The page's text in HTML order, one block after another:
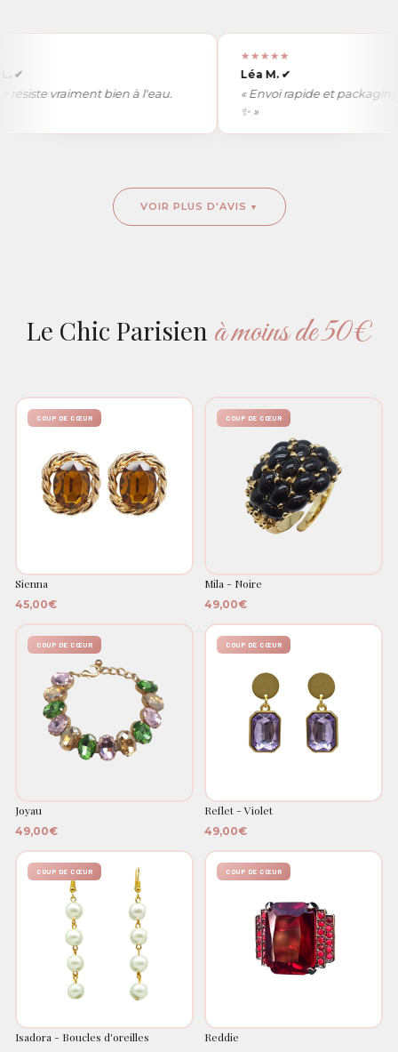
vraiment bien à l'eau.
★★★★★
Léa M.✔
« Envoi rapide et packaging
VOIR PLUS D'AVIS
Le Chic Parisien à moins de 50€
COUP DE CŒUR
Sienna
45,00€
COUP DE CŒUR
Mila - Noire
49,00€
COUP DE CŒUR
Joyau
49,00€
COUP DE CŒUR
Reflet - Violet
49,00€
COUP DE CŒUR
Isadora - Boucles d'oreilles
COUP DE CŒUR
Reddie